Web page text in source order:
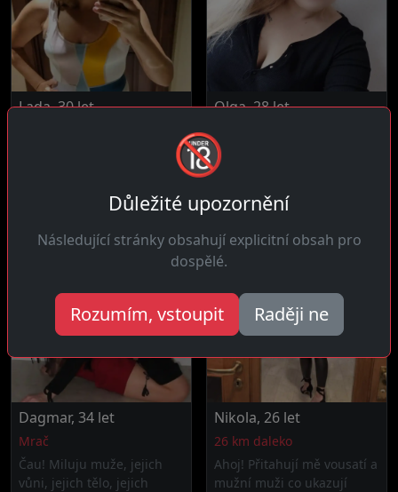
Lada, 30 let
Ahoj! Celá a nikdy nedělám
Olga, 28 let
Čau kluci! Jsem plná
energie a mám sportovní
Dagmar, 34 let
Mrač
Čau! Miluju muže, jejich
vůni, jejich tělo, jejich
Nikola, 26 let
26 km daleko
Ahoj! Přitahují mě vousatí a
mužní muži co ukazují
🔞
Důležité upozornění
Následující stránky obsahují explicitní obsah pro
dospělé.
Rozumím, vstoupit Raději ne